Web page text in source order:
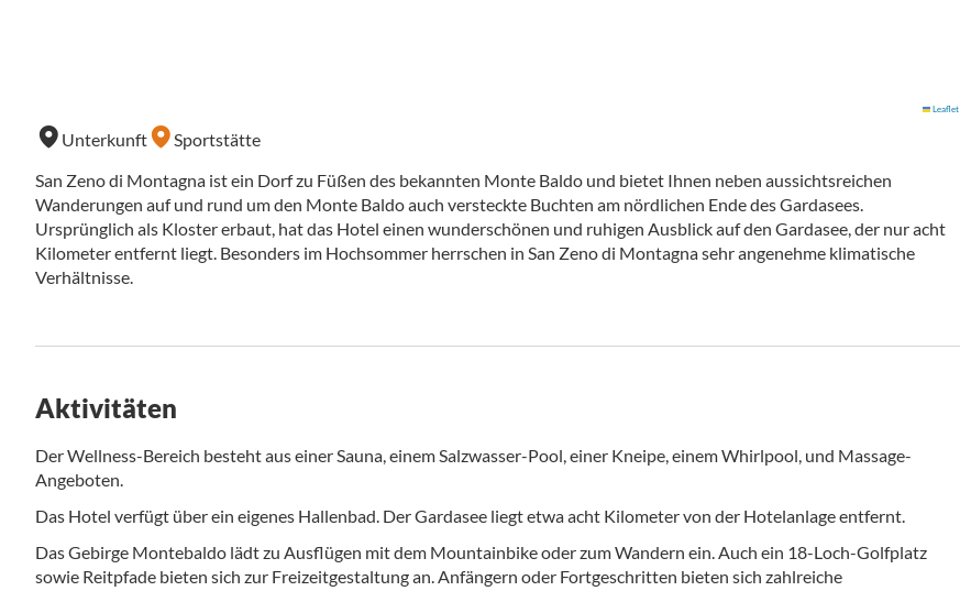
Leaflet
Unterkunft
Sportstätte
San Zeno di Montagna ist ein Dorf zu Füßen des bekannten Monte Baldo und bietet Ihnen neben aussichtsreichen
Wanderungen auf und rund um den Monte Baldo auch versteckte Buchten am nördlichen Ende des Gardasees.
Ursprünglich als Kloster erbaut, hat das Hotel einen wunderschönen und ruhigen Ausblick auf den Gardasee, der nur acht
Kilometer entfernt liegt. Besonders im Hochsommer herrschen in San Zeno di Montagna sehr angenehme klimatische
Verhältnisse.
Aktivitäten
Der Wellness-Bereich besteht aus einer Sauna, einem Salzwasser-Pool, einer Kneipe, einem Whirlpool, und Massage-
Angeboten.
Das Hotel verfügt über ein eigenes Hallenbad. Der Gardasee liegt etwa acht Kilometer von der Hotelanlage entfernt.
Das Gebirge Montebaldo lädt zu Ausflügen mit dem Mountainbike oder zum Wandern ein. Auch ein 18-Loch-Golfplatz
sowie Reitpfade bieten sich zur Freizeitgestaltung an. Anfängern oder Fortgeschritten bieten sich zahlreiche